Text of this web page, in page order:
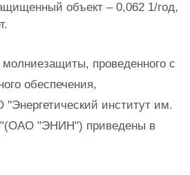
объект – 0,062 1/год,
молниезащиты, проведенного с
обеспечения,
"Энергетический институт им.
"ЭНИН") приведены в